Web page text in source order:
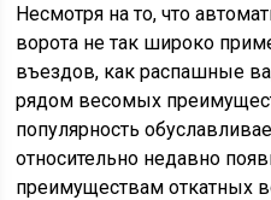
Несмотря на то, что
ворота не так широко
въездов, как распашные
рядом весомых
популярность
относительно недавно
преимуществам откатных